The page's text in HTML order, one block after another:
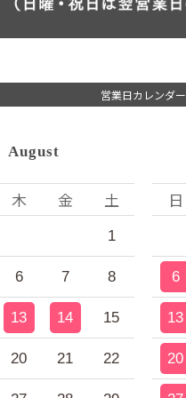
営業日カレンダー
August
木 金 土
1
6 7 8
13 14 15
20 21 22
日
6
13
20